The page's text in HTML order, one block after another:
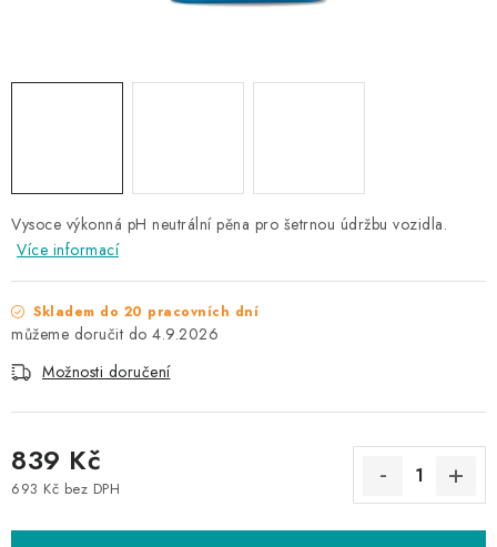
BYDLENÍ
Vysoce výkonná pH neutrální pěna pro šetrnou údržbu vozidla.
Více informací
Skladem do 20 pracovních dní
4.9.2026
Možnosti doručení
839 Kč
693 Kč bez DPH